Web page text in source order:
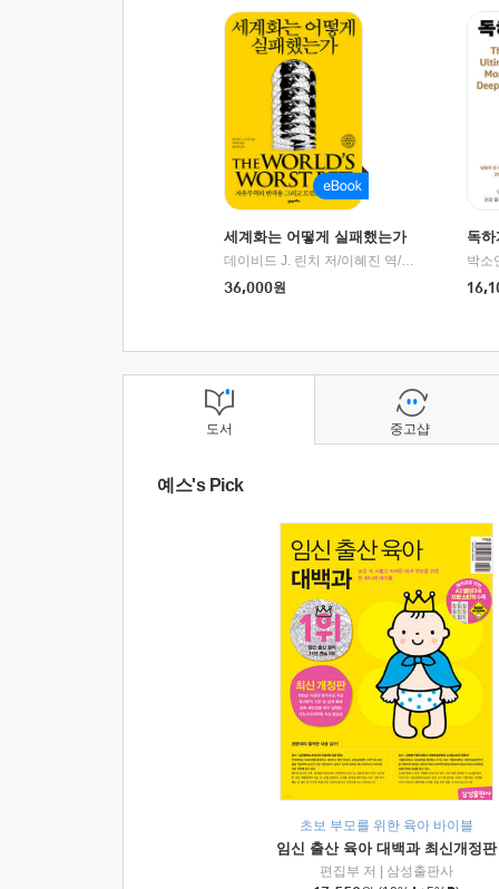
세계화는 어떻게 실패했는가
데이비드 J. 린치 저/이혜진 역/최준영 감수 | 21
36,000원
독
박소
도서
예스's Pick
초보 부모를 위한 육아 바이블
임신 출산 육아 대백과 최신개정판
편집부 저
삼성출판사
중고샵